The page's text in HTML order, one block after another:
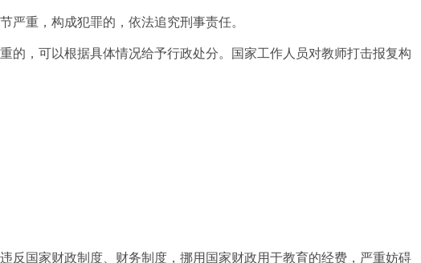
严重，构成犯罪的，依法追究刑事责任。
，可以根据具体情况给予行政处分。国家工作人员对教师打击报复构
国家财政制度、财务制度，挪用国家财政用于教育的经费，严重妨碍